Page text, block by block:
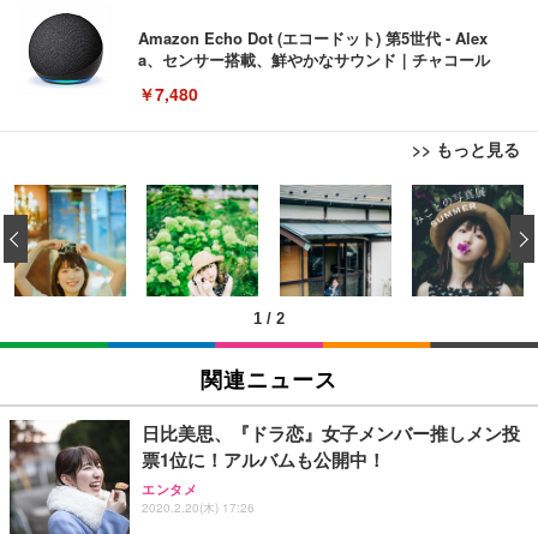
Amazon Echo Dot (エコードット) 第5世代 - Alex
a、センサー搭載、鮮やかなサウンド｜チャコール
￥7,480
>> もっと見る
[EdoErgo] オフィスチェア 椅子 テレワーク 疲れな
い 跳ね上げ式アームレスト コンパクト 約105度ロッ
キング pc 事務椅子 360度回転 座面昇降 強化ナイロ
ン樹脂ベース 通気性メッシュ 在宅ワーク H-WY01
(黒網+黒枠+黒足)
￥5,699
SIHOO B100 オフィスチェア／デスクチェア メッシ
ュチェア 人間工学 疲れない ブラック
￥27,999
Sezlife オフィスチェア デスクチェア 疲れない テレ
ワーク チェア 強化バックレスト 30度ロッキング機
能 人間工学 椅子 腰サポート 90度跳ね上げ式アーム
EIZO ビジネス向けプレミアムモニター | FlexScan
EV3240X-WT | 31.5型4K UHD・USB Type-C・ホワ
イト
￥105,595
EIZO ビジネス向けプレミアムモニター | FlexScan
￥109,572
【純正品】27"ゲーミングモニター DualSense 充電
フック付き（CFI-ZDM1J）
Amazonベーシック ペットシーツ 薄型 レギュラー 1
回使い捨て 無香料 ホワイト 300枚
￥3,373
Amazonベーシック ペットシーツ 厚型 ワイド 42枚
x2袋(84枚) ホワイト(吸収面:ライトブルー)
￥3,234
ネオ・ルーライフ ネオ・オムツ L 中型犬用 26枚入
り 単品
1 / 2
‹
関連ニュース
日比美思、『ドラ恋』女子メンバー推しメン投
票1位に！アルバムも公開中！
エンタメ
2020.2.20(木) 17:26